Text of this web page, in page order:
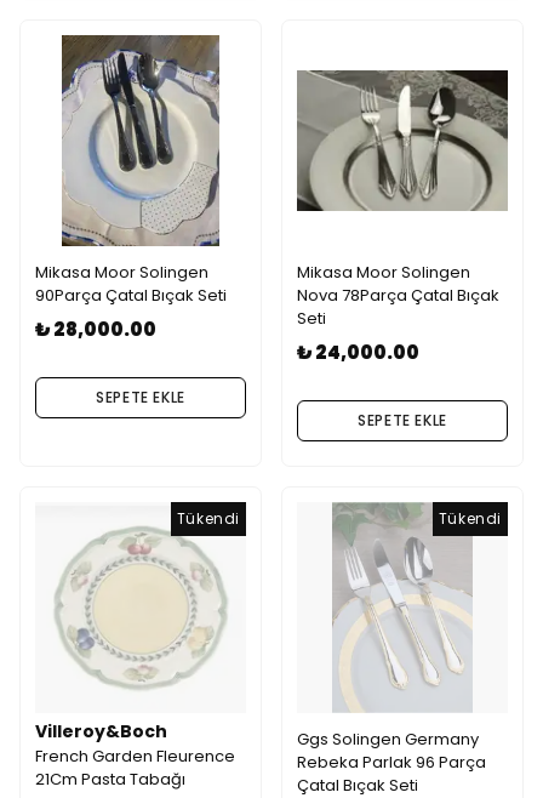
Mikasa Moor Solingen
90Parça Çatal Bıçak Seti
₺ 28,000.00
SEPETE EKLE
Mikasa Moor Solingen
Nova 78Parça Çatal Bıçak
Seti
₺ 24,000.00
SEPETE EKLE
Tükendi
Villeroy&Boch
French Garden Fleurence
21Cm Pasta Tabağı
Tükendi
Ggs Solingen Germany
Rebeka Parlak 96 Parça
Çatal Bıçak Seti